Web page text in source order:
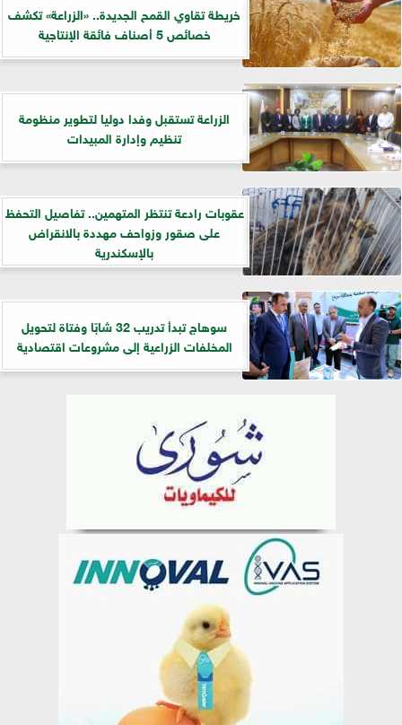
خريطة تقاوي القمح الجديدة.. «الزراعة» تكشف
خصائص 5 أصناف فائقة الإنتاجية
الزراعة تستقبل وفدا دوليا لتطوير منظومة
تنظيم وإدارة المبيدات
عقوبات رادعة تنتظر المتهمين.. تفاصيل التحفظ
على صقور وزواحف مهددة بالانقراض
بالإسكندرية
سوهاج تبدأ تدريب 32 شابًا وفتاة لتحويل
المخلفات الزراعية إلى مشروعات اقتصادية